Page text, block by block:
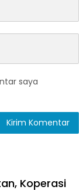
saya
Koperasi